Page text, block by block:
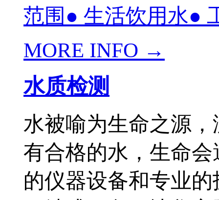
范围● 生活饮用水●
MORE INFO →
水质检测
水被喻为生命之源
有合格的水，生命
的仪器设备和专业